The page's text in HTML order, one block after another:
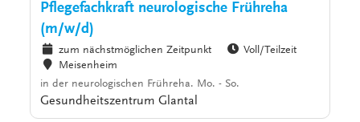
Pflegefachkraft neurologische Frühreha
(m/w/d)
zum nächstmöglichen Zeitpunkt
Voll/Teilzeit
Meisenheim
in der neurologischen Frühreha. Mo. - So.
Gesundheitszentrum Glantal